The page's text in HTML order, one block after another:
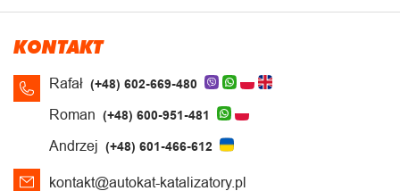
KONTAKT
Rafał (+48) 602-669-480
Roman (+48) 600-951-481
Andrzej (+48) 601-466-612
kontakt@autokat-katalizatory.pl